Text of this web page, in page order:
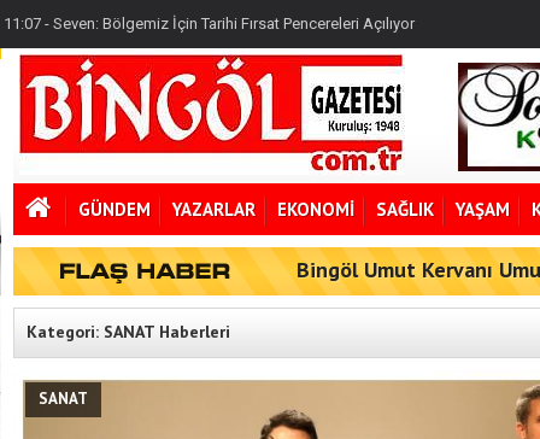
08:16 - 12 Maddelik Kanun Teklifi'nde Neler Var?
11:19 - Varan: Terörsüz Türkiye Tarihi Bir Devlet Projesidir
GÜNDEM YAZARLAR EKONOMİ SAĞLIK YAŞAM
Bingöl Umut Kervanı
Kategori: SANAT Haberleri
SANAT